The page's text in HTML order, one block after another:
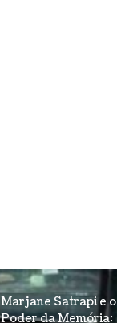
Marjane Satrapi e o
Poder da Memória: